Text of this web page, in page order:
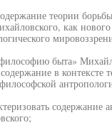
теории
как нового
быта»
в контексте
содержание